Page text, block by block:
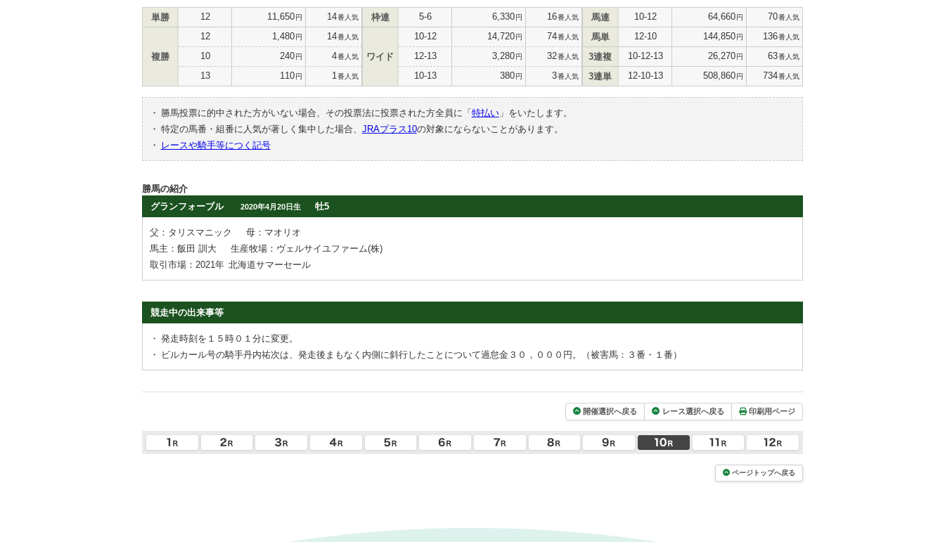
単勝 12 11,650円 14番人気
複勝
12 1,480円 14番人気
10 240円 4番人気
13 110円 1 番人気
枠連 5-6 6,330円 16番人気
ワイド
10-12 14,720円 74番人気
12-13 3,280円 32番人気
10-13 380円 3番人気
馬連 10-12 64,660円 70番人気
馬単 12-10 144,850円 136番人気
3連複 10-12-13 26,270円 63番人気
3連単 12-10-13 508,860円 734番人気
・ 勝馬投票に的中された方がいない場合、その投票法に投票された方全員に「 特払い」をいたします。
・ 特定の馬番・組番に人気が著しく集中した場合、 JRAプラス10の対象にならないことがあります。
・
レースや騎手等につく記号
勝馬の紹介
グランフォーブル
2020年4月20日生 牡5
父：タリスマニック
母：マオリオ
馬主：飯田 訓大
生産牧場：ヴェルサイユファーム(株)
取引市場：2021年 北海道サマーセール
競走中の出来事等
・ 発走時刻を１５時０１分に変更。
・
ビルカール号の騎手丹内祐次は、発走後まもなく内側に斜行したことについて過怠金３０，０００円。（被害馬：３番・１番）
開催選択へ戻る レース選択へ戻る 印刷用ページ
ページトップへ戻る